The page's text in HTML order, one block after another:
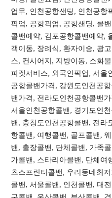
업무, 인천공항샌딩, 인천공항
픽업, 공항픽업, 공항샌딩, 콜
콜밴예약, 김포공항콜밴예약,
객이동, 장례식, 환자이송, 광
스, 컨시어지, 지방이동, 소화
피켓서비스, 외국인픽업, 서울
공항콜밴가격, 강원도인천공
밴가격, 전라도인천공항콜밴
서울인천공항콜밴, 경기도인
밴, 충청도인천공항콜밴, 전라
항콜밴, 여행콜밴, 골프콜밴,
밴, 출장콜밴, 단체콜밴, 가족
가콜밴, 스타리아콜밴, 단체여
츠스프린터콜밴, 우리동네최
콜밴, 서울콜밴, 인천콜밴, 대